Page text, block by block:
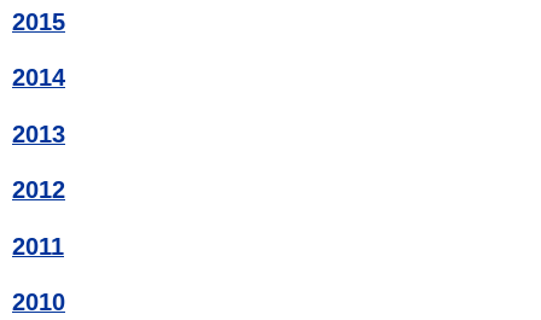
2015
2014
2013
2012
2011
2010